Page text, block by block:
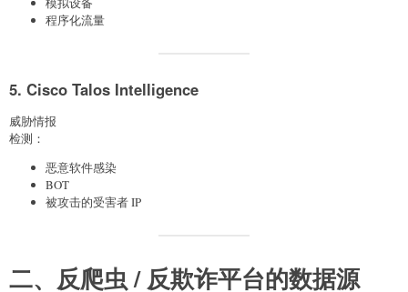
程序化流量
5. Cisco Talos Intelligence
威胁情报
检测：
恶意软件感染
BOT
被攻击的受害者 IP
二、反爬虫 / 反欺诈平台的数据源